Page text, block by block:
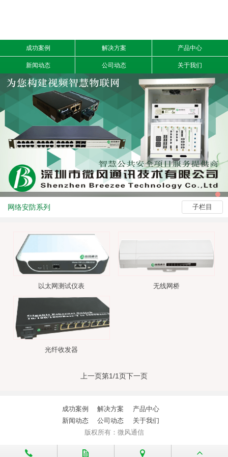
成功案例 解决方案 产品中心
新闻动态 公司动态 关于我们
子栏目
网络安防系列
以太网测试仪表 无线网桥
光纤收发器
上一页第1/1页下一页
成功案例 解决方案
产品中心
新闻动态
公司动态
关于我们
版权所有：微风通信